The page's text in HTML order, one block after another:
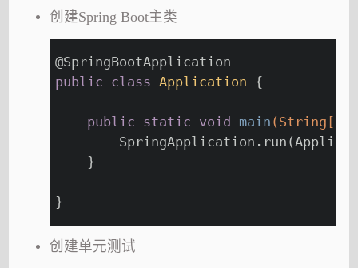
创建Spring Boot主类
@SpringBootApplication
public class Application {
public static void main (String[]
    }
}
创建单元测试